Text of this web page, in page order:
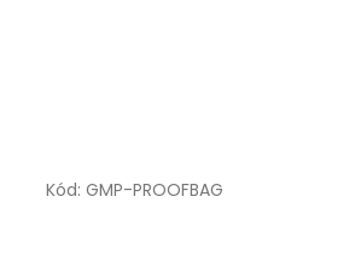
Kód: GMP-PROOFBAG